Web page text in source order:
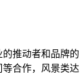
推动者和品牌的
合作，风景类达